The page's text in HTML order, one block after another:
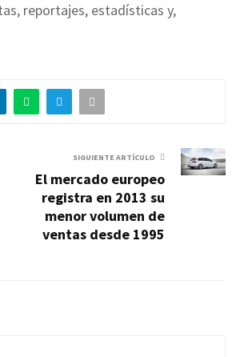
reportajes, estadísticas y,
SIGUIENTE ARTÍCULO
El mercado europeo
registra en 2013 su
menor volumen de
ventas desde 1995